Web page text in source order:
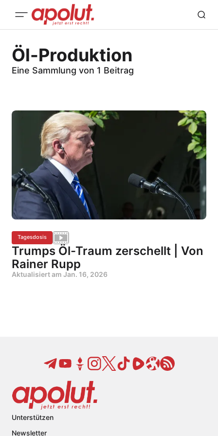
Öl-Produktion
Eine Sammlung von 1 Beitrag
Tagesdosis
Trumps Öl-Traum zerschellt | Von
Rainer Rupp
Aktualisiert am Jan. 16, 2026
Unterstützen
Newsletter